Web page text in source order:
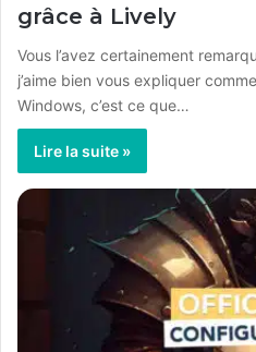
grâce à Lively
Vous l’avez certainement
j’aime bien vous expliquer
Windows, c’est ce que…
Lire la suite »